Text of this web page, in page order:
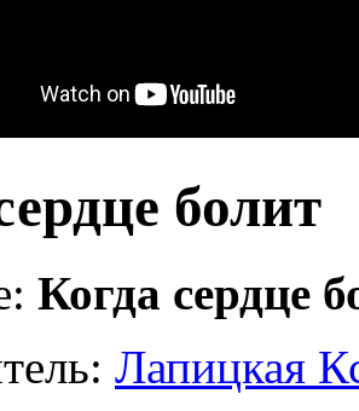
болит
Когда сердце
Лапицкая